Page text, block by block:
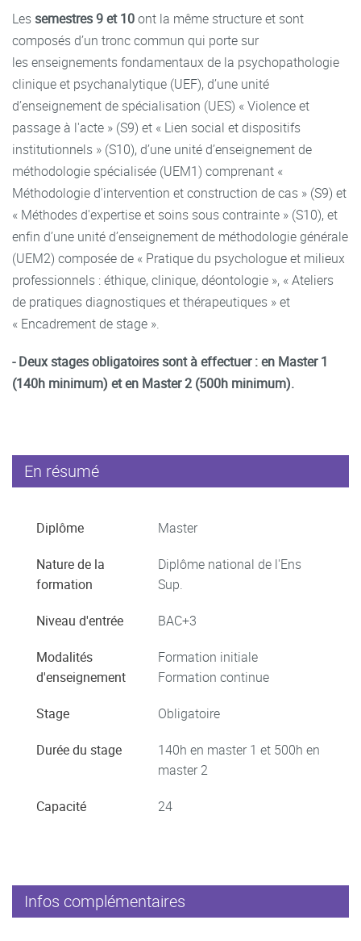
Lessemestres 9 et 10ont la même structure et sont
composés d’un tronc commun qui porte sur
les enseignements fondamentaux de la psychopathologie
clinique et psychanalytique (UEF), d’une unité
d’enseignement de spécialisation (UES) « Violence et
passage à l'acte » (S9) et « Lien social et dispositifs
institutionnels » (S10), d’une unité d’enseignement de
méthodologie spécialisée (UEM1) comprenant «
Méthodologie d'intervention et construction de cas » (S9) et
« Méthodes d'expertise et soins sous contrainte » (S10), et
enfin d’une unité d’enseignement de méthodologie générale
(UEM2) composée de « Pratique du psychologue et milieux
professionnels : éthique, clinique, déontologie », « Ateliers
de pratiques diagnostiques et thérapeutiques » et
« Encadrement de stage ».
- Deux stages obligatoires sont à effectuer : en Master 1
(140h minimum) et en Master 2 (500h minimum).
En résumé
Diplôme Master
Nature de la
formation
Diplôme national de l'Ens
Sup.
Niveau d'entrée BAC+3
Modalités
d'enseignement
Formation initiale
Formation continue
Stage Obligatoire
Durée du stage
140h en master 1 et 500h en
master 2
Capacité 24
Infos complémentaires